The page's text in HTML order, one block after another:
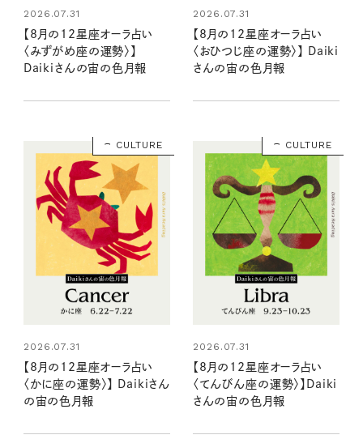
2026.07.31
【8月の12星座オーラ占い
〈みずがめ座の運勢〉】
Daikiさんの宙の色月報
2026.07.31
【8月の12星座オーラ占い
〈おひつじ座の運勢〉】 Daiki
さんの宙の色月報
CULTURE
2026.07.31
【8月の12星座オーラ占い
〈かに座の運勢〉】 Daikiさん
の宙の色月報
CULTURE
2026.07.31
【8月の12星座オーラ占い
〈てんびん座の運勢〉】Daiki
さんの宙の色月報